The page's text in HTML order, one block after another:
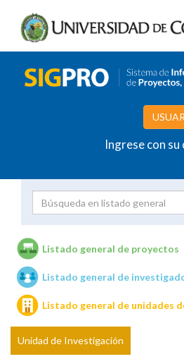
Ingrese con
Unidades de investigación
Listado general de proyectos
Listado general de
Listado general de unidades
Unidad de Investigación